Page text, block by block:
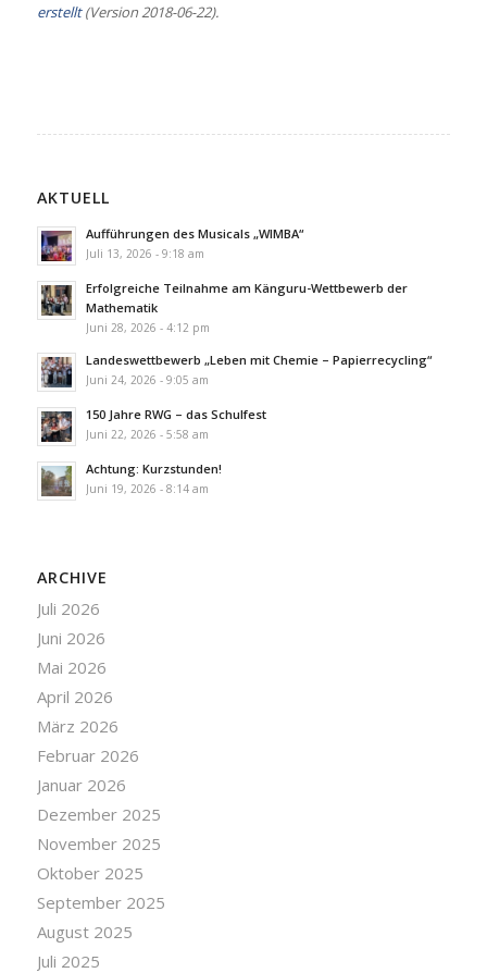
erstellt(Version 2018-06-22).
AKTUELL
Aufführungen des Musicals „WIMBA“
Juli 13, 2026 - 9:18 am
Erfolgreiche Teilnahme am Känguru-Wettbewerb der
Mathematik
Juni 28, 2026 - 4:12 pm
Landeswettbewerb „Leben mit Chemie – Papierrecycling“
Juni 24, 2026 - 9:05 am
150 Jahre RWG – das Schulfest
Juni 22, 2026 - 5:58 am
Achtung: Kurzstunden!
Juni 19, 2026 - 8:14 am
ARCHIVE
Juli 2026
Juni 2026
Mai 2026
April 2026
März 2026
Februar 2026
Januar 2026
Dezember 2025
November 2025
Oktober 2025
September 2025
August 2025
Juli 2025